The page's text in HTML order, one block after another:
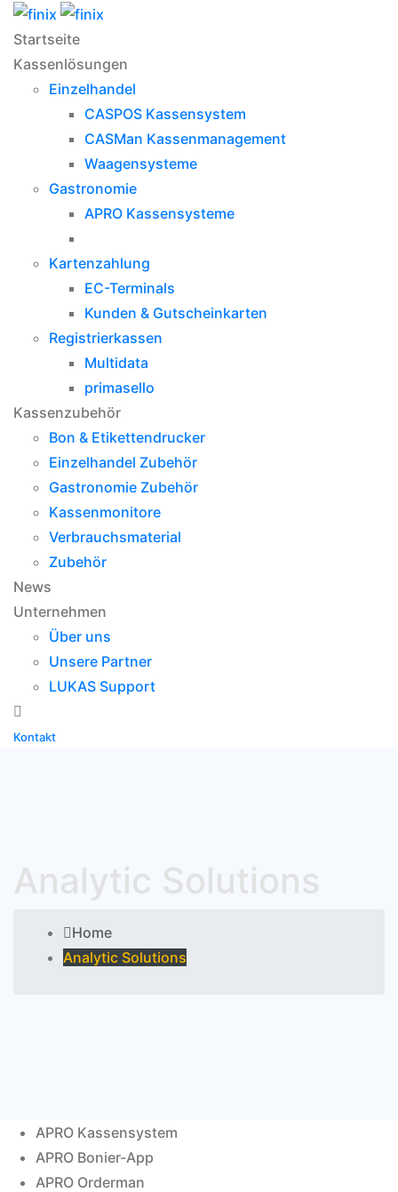
Startseite
Kassenlösungen
Einzelhandel
CASPOS Kassensystem
CASMan Kassenmanagement
Waagensysteme
Gastronomie
APRO Kassensysteme
Kartenzahlung
EC-Terminals
Kunden & Gutscheinkarten
Registrierkassen
Multidata
primasello
Kassenzubehör
Bon & Etikettendrucker
Einzelhandel Zubehör
Gastronomie Zubehör
Kassenmonitore
Verbrauchsmaterial
Zubehör
News
Unternehmen
Über uns
Unsere Partner
LUKAS Support
Kontakt
Analytic Solutions
Home
Analytic Solutions
APRO Kassensystem
APRO Bonier-App
APRO Orderman